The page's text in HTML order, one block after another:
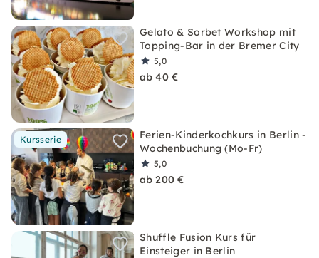
Gelato & Sorbet Workshop mit
Topping-Bar in der Bremer City
5,0
ab 40 €
Kursserie
Ferien-Kinderkochkurs in Berlin -
Wochenbuchung (Mo-Fr)
5,0
ab 200 €
Shuffle Fusion Kurs für
Einsteiger in Berlin